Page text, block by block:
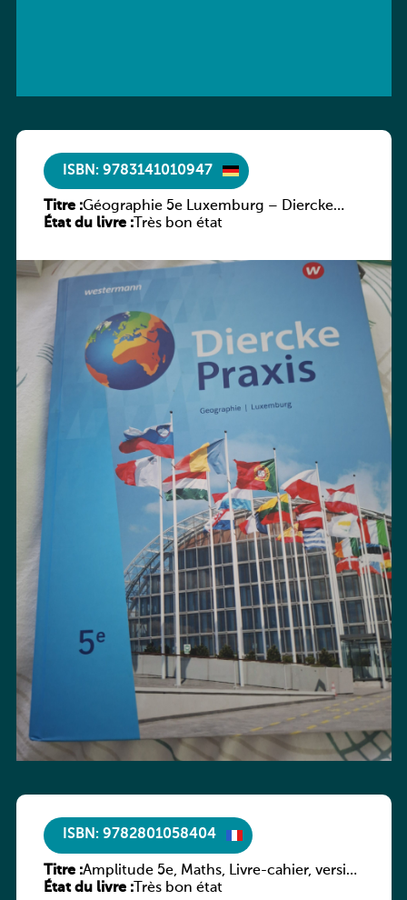
ISBN: 9783141010947
Titre :Géographie 5e Luxemburg – Diercke
Praxis
État du livre :Très bon état
ISBN: 9782801058404
Titre :Amplitude 5e, Maths, Livre-cahier, version
luxembourgeoise
État du livre :Très bon état